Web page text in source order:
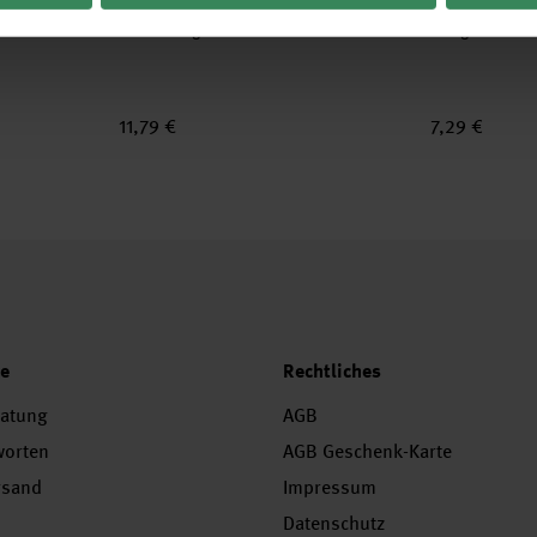
5
Stiftcutter für Grafik & Design incl. 2
11,79 € 7,29 €
Rechtliches
AGB
AGB Geschenk-Karte
Impressum
Datenschutz